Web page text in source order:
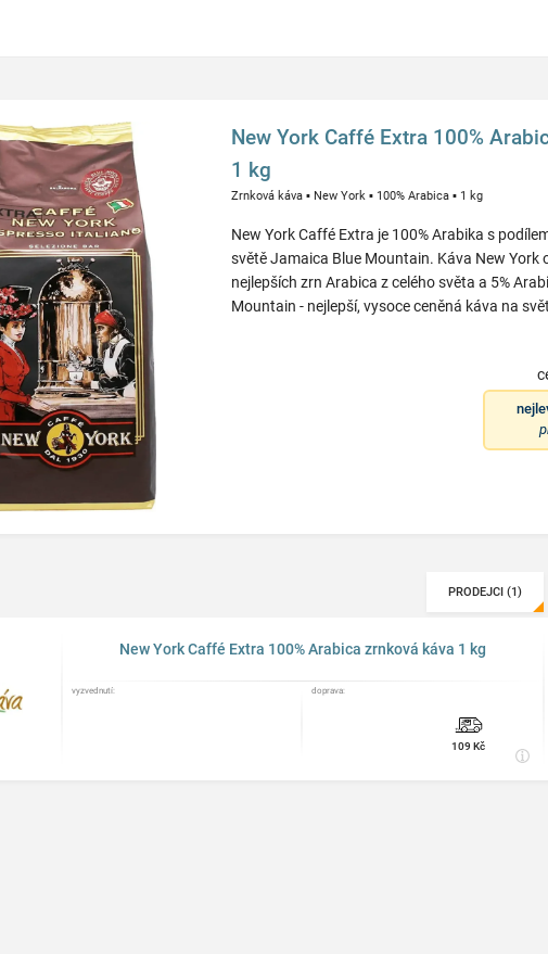
New York Caffé Extra 100%
1 kg
Zrnková káva ▪ New York ▪ 100% Arabica ▪ 1 kg
New York Caffé Extra je 100% Arabika s
světě Jamaica Blue Mountain. Káva New York
nejlepších zrn Arabica z celého světa a 5%
Mountain - nejlepší, vysoce ceněná káva na
PRODEJCI (1)
New York Caffé Extra 100% Arabica zrnková káva 1 kg
vyzvednutí: doprava:
109 Kč